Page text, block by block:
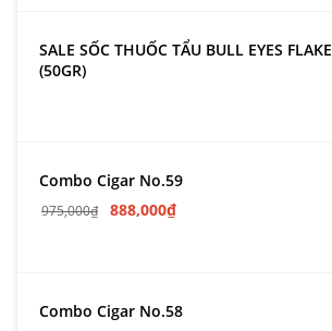
SALE SỐC THUỐC TẨU BULL EYES FLAKE
(50GR)
Combo Cigar No.59
975,000₫ 888,000₫
Combo Cigar No.58